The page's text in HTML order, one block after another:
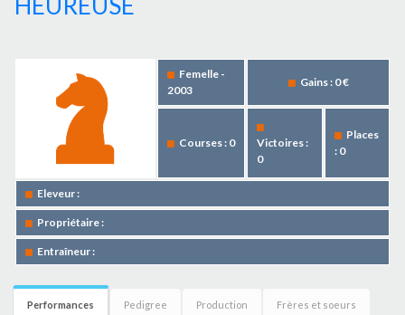
Femelle -
2003
Gains : 0 €
Courses : 0
Victoires :
0
Places
: 0
Eleveur :
Propriétaire :
Entraîneur :
Performances Pedigree Production Frères et soeurs